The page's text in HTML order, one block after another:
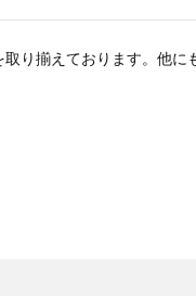
り揃えております。他に